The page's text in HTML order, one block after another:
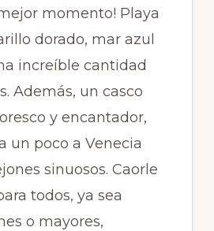
momento! Playa
dorado, mar azul
increíble cantidad
Además, un casco
y encantador,
un poco a Venecia
sinuosos. Caorle
todos, ya sea
o mayores,